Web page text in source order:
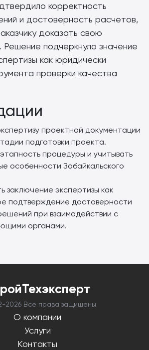
корректность
и достоверность расчетов,
доказать свою
подчеркнуло значение
как юридически
проверки качества
проектной документации
подготовки проекта.
процедуры и учитывать
особенности Забайкальского
заключение экспертизы как
подтверждение достоверности
при взаимодействии с
органами.
2026 Все права защищены
О компании
Услуги
Контакты